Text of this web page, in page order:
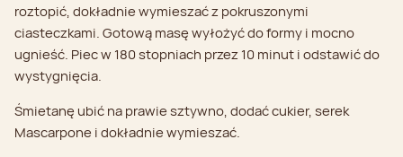
roztopić, dokładnie wymieszać z pokruszonymi
ciasteczkami. Gotową masę wyłożyć do formy i mocno
ugnieść. Piec w 180 stopniach przez 10 minut i odstawić do
wystygnięcia.
Śmietanę ubić na prawie sztywno, dodać cukier, serek
Mascarpone i dokładnie wymieszać.